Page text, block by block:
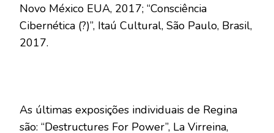
Novo México EUA, 2017; “Consciência
Cibernética (?)”, Itaú Cultural, São Paulo, Brasil,
2017.
As últimas exposições individuais de Regina
são: “Destructures For Power”, La Virreina,